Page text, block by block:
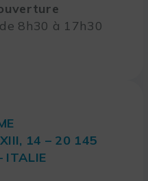
8h30 à 17h30
14 – 20 145
ITALIE